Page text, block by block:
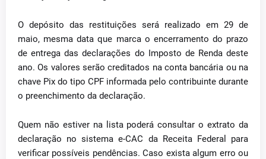
O depósito das restituições será realizado em 29 de
maio, mesma data que marca o encerramento do prazo
de entrega das declarações do Imposto de Renda deste
ano. Os valores serão creditados na conta bancária ou na
chave Pix do tipo CPF informada pelo contribuinte durante
o preenchimento da declaração.
Quem não estiver na lista poderá consultar o extrato da
declaração no sistema e-CAC da Receita Federal para
verificar possíveis pendências. Caso exista algum erro ou